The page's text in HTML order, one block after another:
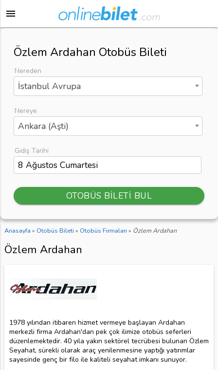
menu
Özlem Ardahan Otobüs Bileti
Nereden
İstanbul Avrupa
Nereye
Ankara (Aşti)
Gidiş Tarihi
OTOBÜS BİLETİ BUL
Anasayfa » Otobüs Bileti » Otobüs Firmaları » Özlem Ardahan
Özlem Ardahan
1978 yılından itibaren hizmet vermeye başlayan Ardahan
merkezli firma Ardahan'dan pek çok ilimize otobüs seferleri
düzenlemektedir. 40 yıla yakın sektörel tecrübesi bulunan Özlem
Seyahat, sürekli olarak araç yenilenmesine yaptığı yatırımlar
sayesinde genç bir filo ile kaliteli seyahat imkanı sunuyor.